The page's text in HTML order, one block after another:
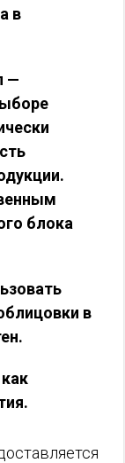
в
—
блока
в